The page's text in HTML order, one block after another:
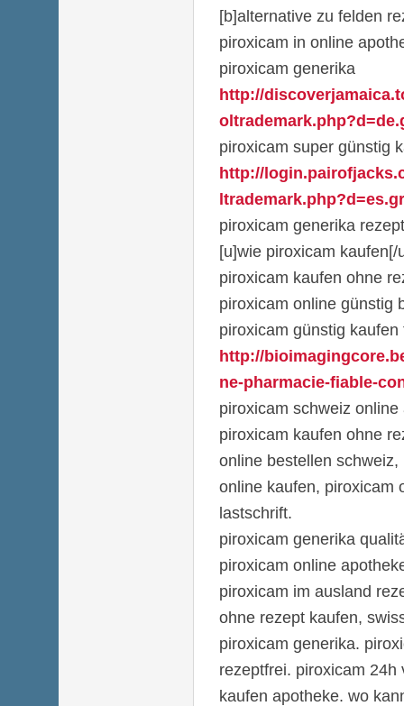
[b]alternative zu felden
piroxicam in online
piroxicam generika
http://
piroxicam super günstig
http://
piroxicam generika
[u]wie piroxicam kaufen[/
piroxicam kaufen ohne
piroxicam online günstig
piroxicam günstig kaufen
http://
ne-pharmacie-fiable-
piroxicam schweiz online
piroxicam kaufen ohne
online bestellen
online kaufen, piroxicam
lastschrift.
piroxicam generika
piroxicam online
piroxicam im ausland
ohne rezept kaufen,
piroxicam generika.
rezeptfrei. piroxicam
kaufen apotheke. wo